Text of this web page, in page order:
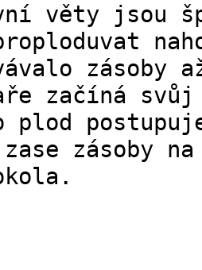
věty jsou
zásoby
začíná svůj
plod
zásoby